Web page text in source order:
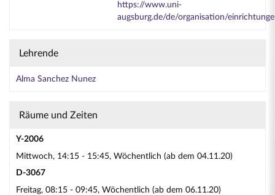
https://www.uni-
augsburg.de/de/organisation/
Lehrende
Alma Sanchez Nunez
Räume und Zeiten
Y-2006
Mittwoch, 14:15 - 15:45, Wöchentlich (ab dem 04.11.20)
D-3067
Freitag, 08:15 - 09:45, Wöchentlich (ab dem 06.11.20)